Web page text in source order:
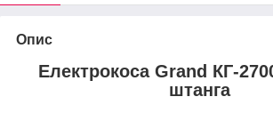
Опис
Електрокоса Grand КГ-
штанга